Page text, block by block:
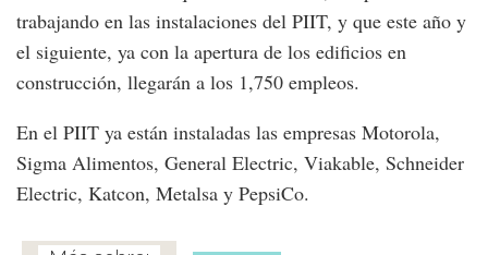
trabajando en las instalaciones del PIIT, y que este año y
el siguiente, ya con la apertura de los edificios en
construcción, llegarán a los 1,750 empleos.
En el PIIT ya están instaladas las empresas Motorola,
Sigma Alimentos, General Electric, Viakable, Schneider
Electric, Katcon, Metalsa y PepsiCo.